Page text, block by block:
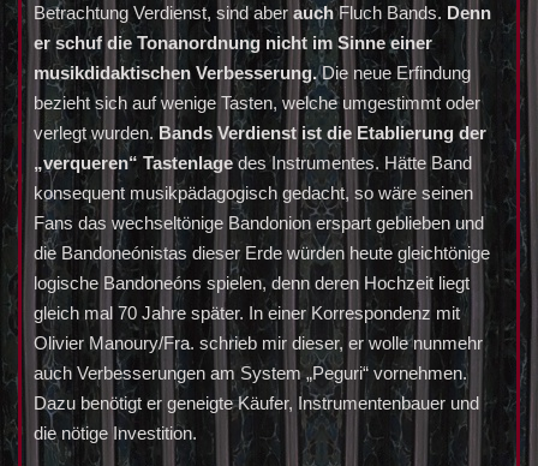
Betrachtung Verdienst, sind aber auchFluch Bands. Denn
er schuf die Tonanordnung nicht im Sinne einer
musikdidaktischen Verbesserung.Die neue Erfindung
bezieht sich auf wenige Tasten, welche umgestimmt oder
verlegt wurden.Bands Verdienst ist die Etablierung der
„verqueren“ Tastenlagedes Instrumentes. Hätte Band
konsequent musikpädagogisch gedacht, so wäre seinen
Fans das wechseltönige Bandonion erspart geblieben und
die Bandoneónistas dieser Erde würden heute gleichtönige
logische Bandoneóns spielen, denn deren Hochzeit liegt
gleich mal 70 Jahre später. In einer Korrespondenz mit
Olivier Manoury/Fra. schrieb mir dieser, er wolle nunmehr
auch Verbesserungen am System „Peguri“ vornehmen.
Dazu benötigt er geneigte Käufer, Instrumentenbauer und
die nötige Investition.